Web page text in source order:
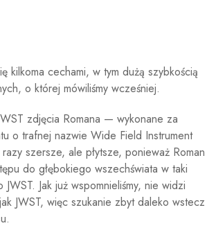
kilkoma cechami, w tym dużą szybkością
o której mówiliśmy wcześniej.
zdjęcia Romana — wykonane za
o trafnej nazwie Wide Field Instrument
szersze, ale płytsze, ponieważ Roman
do głębokiego wszechświata w taki
Jak już wspomnieliśmy, nie widzi
JWST, więc szukanie zbyt daleko wstecz